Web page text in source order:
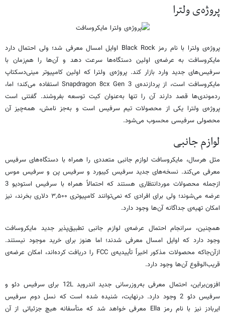
پروژه‌ی ولترا
پروژه‌ی ولترا با نام رمز Black Rock اوایل امسال معرفی شد؛ ولی احتمال دارد
مایکروسافت به‌ عرضه‌ی اولین دستگاه‌ها سرعت دهد و آن‌ها را هم‌زمان با
سرفیس‌های جدید وارد بازار کند. پروژه‌ی ولترا که اولین کامپیوتر مینی‌دسکتاپ
مایکروسافت است، از پردازنده‌ی Snapdragon 8cx Gen 3 استفاده می‌کند؛ اما،
ردموندی‌ها قصد دارند آن را تنها به‌عنوان کیت توسعه بفروشند. گفتنی است
پروژه‌ی ولترا یکی از محصولات تیم سرفیس است و به‌جز نامش، همه‌چیز آن
محصولی سرفیسی محسوب می‌شود.
لوازم جانبی
مثل هرسال، مایکروسافت لوازم جانبی متعددی را همراه با دستگاه‌های سرفیس
معرفی می‌کند. نسخه‌های جدید سرفیس کیبورد و سرفیس پن و سرفیس موس
ازجمله محصولات موردانتظاری هستند که احتمالاً همراه با سرفیس استودیو 3
عرضه می‌شوند؛ ولی برای افرادی که نمی‌توانند کامپیوتری ۳,۵۰۰ دلاری بخرند، نیز
امکان تهیه‌ی جداگانه آن‌ها وجود دارد.
همچنین، سرانجام احتمال عرضه‌ی لوازم جانبی تطبیق‌پذیر جدید مایکروسافت
وجود دارد که اوایل امسال معرفی شدند؛ اما هنوز برای خرید موجود نیستند.
ازآن‌جاکه محصولات مذکور اخیراً تأییدیه‌ی FCC را دریافت کرده‌اند، امکان عرضه‌ی
قریب‌الوقوع آن‌ها وجود دارد.
افزون‌براین، احتمال معرفی به‌روزرسانی جدید اندروید 12L برای سرفیس دئو و
سرفیس دئو 2 وجود دارد. درنهایت، شنیده‌ شده است که نسل دوم سرفیس
ایربادز نیز با نام رمز Ella معرفی خواهد شد که متأسفانه هیچ جزئیاتی از آن